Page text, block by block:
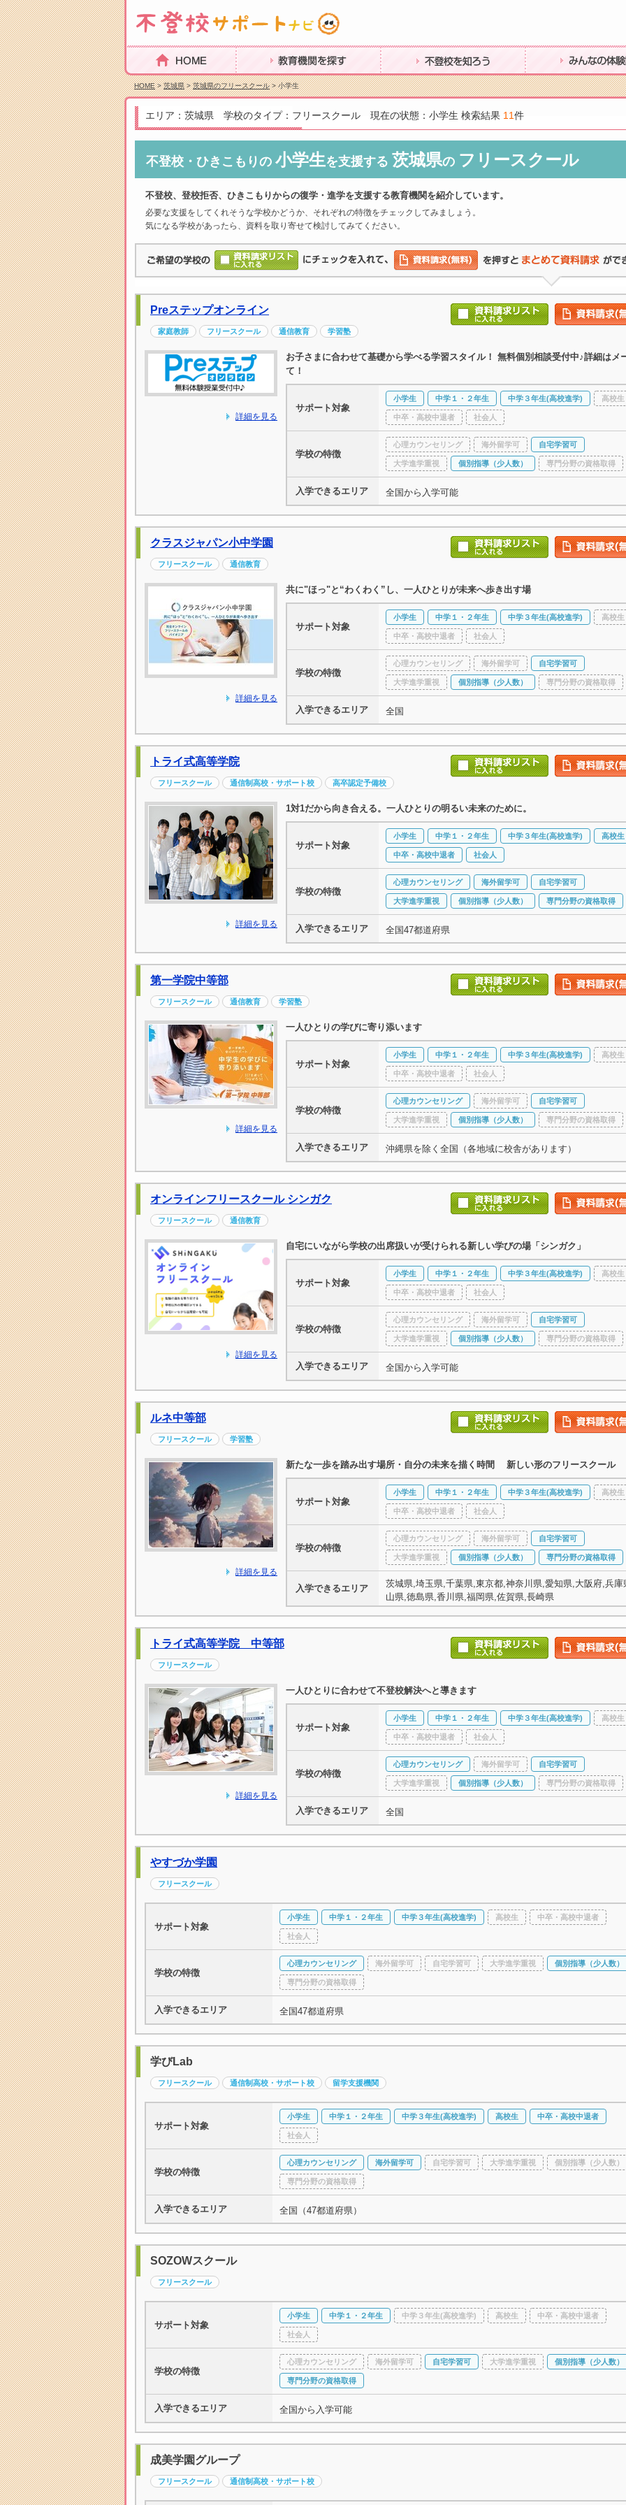
HOME 教育機関を探す 不登校を知ろう みんなの体験談
HOME>茨城県>茨城県のフリースクール> 小学生
エリア：茨城県 学校のタイプ：フリースクール 現在の状態：小学生 検索結果 11件
不登校・ひきこもりの 小学生を支援する 茨城県の フリースクール
不登校、登校拒否、ひきこもりからの復学・進学を支援する教育機関を紹介しています。
必要な支援をしてくれそうな学校かどうか、それぞれの特徴をチェックしてみましょう。
気になる学校があったら、資料を取り寄せて検討してみてください。
Preステップオンライン
家庭教師 フリースクール 通信教育 学習塾
詳細を見る
お子さまに合わせて基礎から学べる学習スタイル！ 無料個別相談受付中♪詳細はメ
て！
サポート対象
小学生 中学１・２年生 中学３年生(高校進学) 高校生
中卒・高校中退者 社会人
学校の特徴
心理カウンセリング 海外留学可 自宅学習可
大学進学重視 個別指導（少人数） 専門分野の資格取得
入学できるエリア 全国から入学可能
クラスジャパン小中学園
フリースクール 通信教育
詳細を見る
共に"ほっ"と“わくわく”し、一人ひとりが未来へ歩き出す場
サポート対象
小学生 中学１・２年生 中学３年生(高校進学) 高校生
中卒・高校中退者 社会人
学校の特徴
心理カウンセリング 海外留学可 自宅学習可
大学進学重視 個別指導（少人数） 専門分野の資格取得
入学できるエリア 全国
トライ式高等学院
フリースクール 通信制高校・サポート校 高卒認定予備校
詳細を見る
1対1だから向き合える。一人ひとりの明るい未来のために。
サポート対象
小学生 中学１・２年生 中学３年生(高校進学) 高校生
中卒・高校中退者 社会人
学校の特徴
心理カウンセリング 海外留学可 自宅学習可
大学進学重視 個別指導（少人数） 専門分野の資格取得
入学できるエリア 全国47都道府県
第一学院中等部
フリースクール 通信教育 学習塾
詳細を見る
一人ひとりの学びに寄り添います
サポート対象
小学生 中学１・２年生 中学３年生(高校進学) 高校生
中卒・高校中退者 社会人
学校の特徴
心理カウンセリング 海外留学可 自宅学習可
大学進学重視 個別指導（少人数） 専門分野の資格取得
入学できるエリア 沖縄県を除く全国（各地域に校舎があります）
オンラインフリースクール シンガク
フリースクール 通信教育
詳細を見る
自宅にいながら学校の出席扱いが受けられる新しい学びの場「シンガク」
サポート対象
小学生 中学１・２年生 中学３年生(高校進学) 高校生
中卒・高校中退者 社会人
学校の特徴
心理カウンセリング 海外留学可 自宅学習可
大学進学重視 個別指導（少人数） 専門分野の資格取得
入学できるエリア 全国から入学可能
ルネ中等部
フリースクール 学習塾
詳細を見る
新たな一歩を踏み出す場所・自分の未来を描く時間 新しい形のフリースクール
サポート対象
小学生 中学１・２年生 中学３年生(高校進学) 高校生
中卒・高校中退者 社会人
学校の特徴
心理カウンセリング 海外留学可 自宅学習可
大学進学重視 個別指導（少人数） 専門分野の資格取得
入学できるエリア
茨城県,埼玉県,千葉県,東京都,神奈川県,愛知県,大阪府,兵庫
山県,徳島県,香川県,福岡県,佐賀県,長崎県
トライ式高等学院 中等部
フリースクール
詳細を見る
一人ひとりに合わせて不登校解決へと導きます
サポート対象
小学生 中学１・２年生 中学３年生(高校進学) 高校生
中卒・高校中退者 社会人
学校の特徴
心理カウンセリング 海外留学可 自宅学習可
大学進学重視 個別指導（少人数） 専門分野の資格取得
入学できるエリア 全国
やすづか学園
フリースクール
サポート対象
小学生 中学１・２年生 中学３年生(高校進学) 高校生 中卒・高校中退者
社会人
学校の特徴
心理カウンセリング 海外留学可 自宅学習可 大学進学重視 個別指導（少人数）
専門分野の資格取得
入学できるエリア 全国47都道府県
学びLab
フリースクール 通信制高校・サポート校 留学支援機関
サポート対象
小学生 中学１・２年生 中学３年生(高校進学) 高校生 中卒・高校中退者
社会人
学校の特徴
心理カウンセリング 海外留学可 自宅学習可 大学進学重視 個別指導（少人数）
専門分野の資格取得
入学できるエリア 全国（47都道府県）
SOZOWスクール
フリースクール
サポート対象
小学生 中学１・２年生 中学３年生(高校進学) 高校生 中卒・高校中退者
社会人
学校の特徴
心理カウンセリング 海外留学可 自宅学習可 大学進学重視 個別指導（少人数）
専門分野の資格取得
入学できるエリア 全国から入学可能
成美学園グループ
フリースクール 通信制高校・サポート校